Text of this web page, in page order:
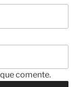
comente.